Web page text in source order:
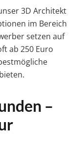
3D Architekt
im Bereich
setzen auf
ab 250 Euro
–